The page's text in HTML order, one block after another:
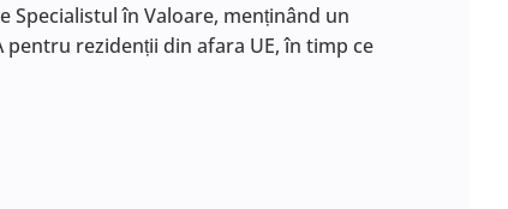
Specialistul în Valoare, menținând un
pentru rezidenții din afara UE, în timp ce